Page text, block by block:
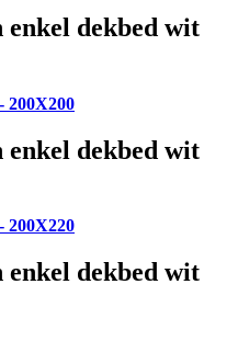
enkel dekbed wit
200X200
enkel dekbed wit
200X220
enkel dekbed wit